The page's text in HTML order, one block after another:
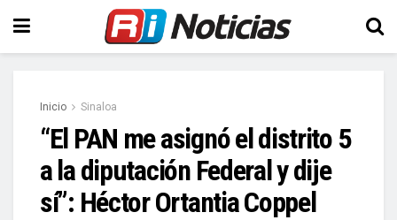
Inicio Sinaloa
“El PAN me asignó el distrito 5
a la diputación Federal y dije
sí”: Héctor Ortantia Coppel